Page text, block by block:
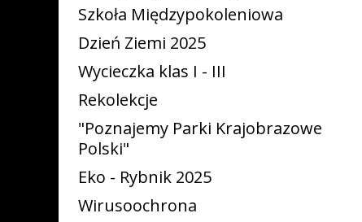
Szkoła Międzypokoleniowa
Dzień Ziemi 2025
Wycieczka klas I - III
Rekolekcje
"Poznajemy Parki Krajobrazowe
Polski"
Eko - Rybnik 2025
Wirusoochrona